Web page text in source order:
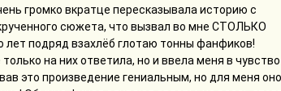
громко вкратце пересказывала историю с
сюжета, что вызвал во мне СТОЛЬКО
лет подряд взахлёб глотаю тонны фанфиков!
на них ответила, но и ввела меня в чувство
это произведение гениальным, но для меня оно